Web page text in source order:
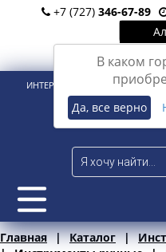
+7 (727) 346-67-89
В каком
Да, все верно
Вход
ИНТЕРНЕТ-МАГАЗИН ДЛЯ
Главная Каталог